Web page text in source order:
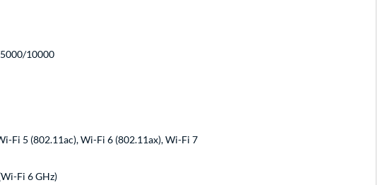
10000
Fi 5 (802.11ac), Wi-Fi 6 (802.11ax), Wi-Fi 7
Fi 6 GHz)